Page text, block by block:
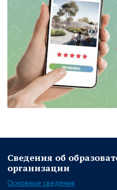
Сведения об
организации
Основные сведения